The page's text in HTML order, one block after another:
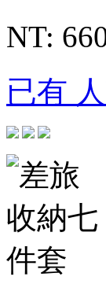
NT:
已有